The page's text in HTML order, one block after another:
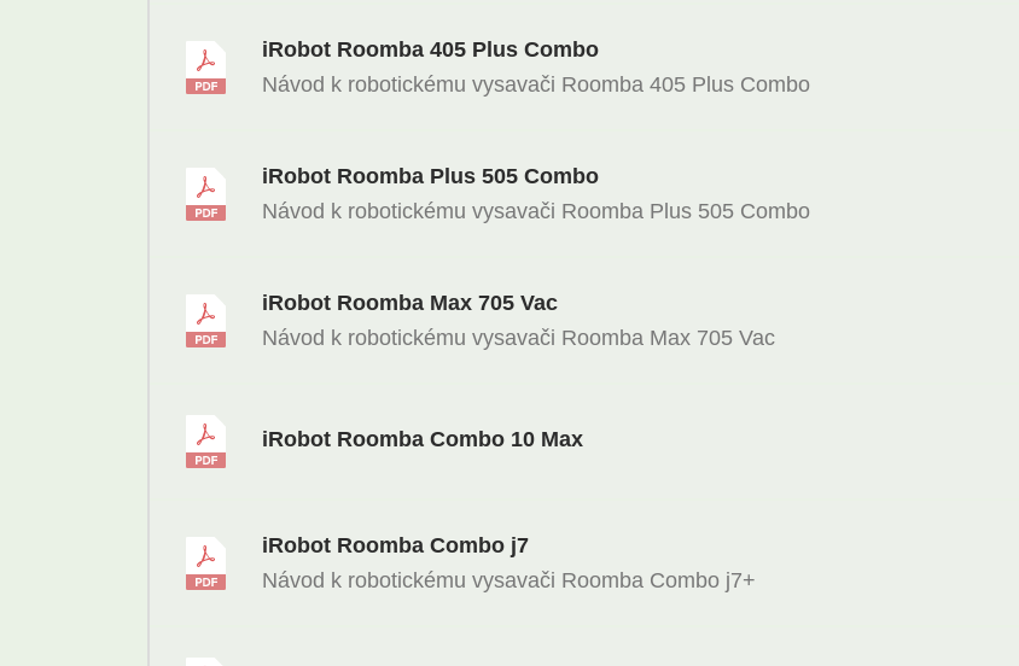
iRobot Roomba 405 Plus Combo
Návod k robotickému vysavači Roomba 405 Plus Combo
iRobot Roomba Plus 505 Combo
Návod k robotickému vysavači Roomba Plus 505 Combo
iRobot Roomba Max 705 Vac
Návod k robotickému vysavači Roomba Max 705 Vac
iRobot Roomba Combo 10 Max
iRobot Roomba Combo j7
Návod k robotickému vysavači Roomba Combo j7+